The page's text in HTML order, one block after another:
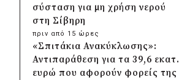
σύσταση για μη χρήση νερού
στη Σίβηρη
πριν από 15 ώρες
«Σπιτάκια Ανακύκλωσης»:
Αντιπαράθεση για τα 39,6 εκατ.
ευρώ που αφορούν φορείς της